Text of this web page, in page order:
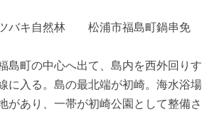
バキ自然林 松浦市福島町鍋串免
島町の中心へ出て、島内を西外回りす
に入る。島の最北端が初崎。海水浴場
があり、一帯が初崎公園として整備さ